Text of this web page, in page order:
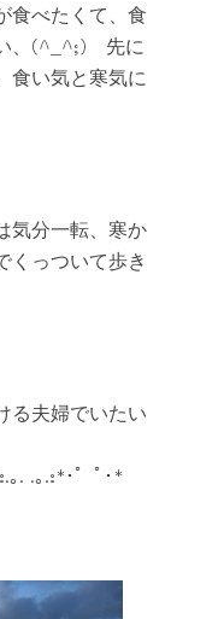
食べたくて、食
、(^_^;) 先に
食い気と寒気に
気分一転、寒か
くっついて歩き
る夫婦でいたい
｡. .｡.:*･゜ﾟ･*
Mt.Fuji
Favorite